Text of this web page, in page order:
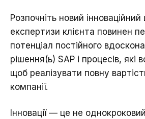
Розпочніть новий
експертизи клієнта повинен
потенціал постійного
рішення(ь) SAP і процесів, які
щоб реалізувати повну
компанії.
Інновації — це не